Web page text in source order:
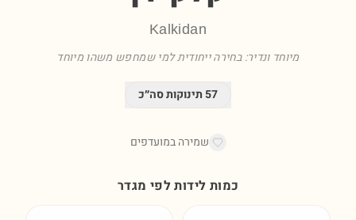
Kalkidan
מיוחד ונדיר: בחירה ייחודית למי שמחפש משהו מיוחד
57תינוקות סה״כ
שמירה במועדפים
כמות לידות לפי מגדר